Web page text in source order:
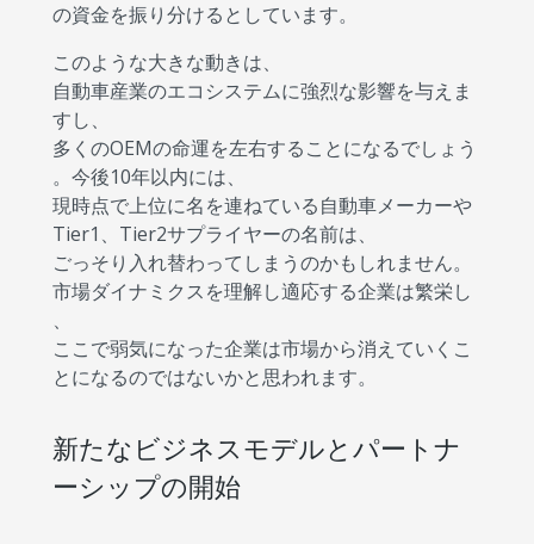
の資金を振り分けるとしています。
このような大きな動きは、
自動車産業のエコシステムに強烈な影響を与えま
すし、
多くのOEMの命運を左右することになるでしょう
。今後10年以内には、
現時点で上位に名を連ねている自動車メーカーや
Tier1、Tier2サプライヤーの名前は、
ごっそり入れ替わってしまうのかもしれません。
市場ダイナミクスを理解し適応する企業は繁栄し
、
ここで弱気になった企業は市場から消えていくこ
とになるのではないかと思われます。
新たなビジネスモデルとパートナ
ーシップの開始